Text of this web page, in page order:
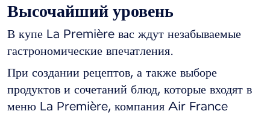
La Première,
путешествие в мир
французской
гастрономии
Высочайший уровень
В купе La Première вас ждут незабываемые
гастрономические впечатления.
При создании рецептов, а также выборе
продуктов и сочетаний блюд, которые входят в
меню La Première, компания Air France